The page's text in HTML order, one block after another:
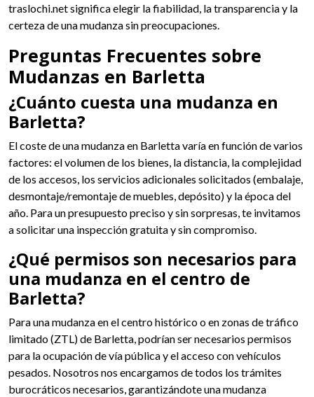
traslochi.net significa elegir la fiabilidad, la transparencia y la
certeza de una mudanza sin preocupaciones.
Preguntas Frecuentes sobre
Mudanzas en Barletta
¿Cuánto cuesta una mudanza en
Barletta?
El coste de una mudanza en Barletta varía en función de varios
factores: el volumen de los bienes, la distancia, la complejidad
de los accesos, los servicios adicionales solicitados (embalaje,
desmontaje/remontaje de muebles, depósito) y la época del
año. Para un presupuesto preciso y sin sorpresas, te invitamos
a solicitar una inspección gratuita y sin compromiso.
¿Qué permisos son necesarios para
una mudanza en el centro de
Barletta?
Para una mudanza en el centro histórico o en zonas de tráfico
limitado (ZTL) de Barletta, podrían ser necesarios permisos
para la ocupación de vía pública y el acceso con vehículos
pesados. Nosotros nos encargamos de todos los trámites
burocráticos necesarios, garantizándote una mudanza